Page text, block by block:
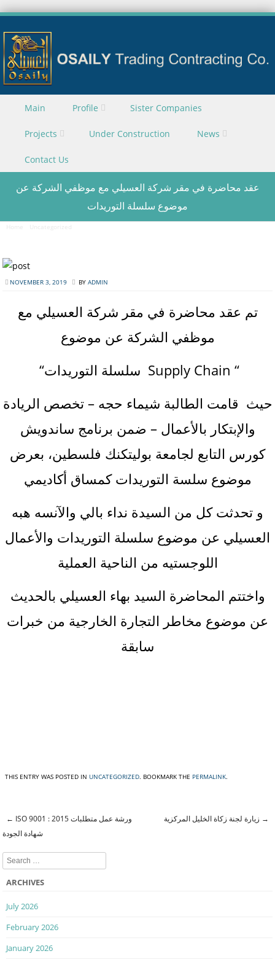
Skip to content
Main Profile Sister Companies
Projects Under Construction News
Contact Us
عقد محاضرة في مقر شركة العسيلي مع موظفي الشركة عن
موضوع سلسلة التوريدات
NOVEMBER 3, 2019 BY ADMIN
تم عقد محاضرة في مقر شركة العسيلي مع
موظفي الشركة عن موضوع
“سلسلة التوريدات Supply Chain “
حيث قامت الطالبة شيماء حجه – تخصص الريادة
والإبتكار بالأعمال – ضمن برنامج ساندويش
كورس التابع لجامعة بوليتكنك فلسطين، بعرض
موضوع سلسة التوريدات كمساق أكاديمي
و تحدثت كل من السيدة نداء بالي والآنسه هبه
العسيلي عن موضوع سلسلة التوريدات والأعمال
اللوجستيه من الناحية العملية
واختتم المحاضرة السيد بهاء العسيلي بالحديث
عن موضوع مخاطر التجارة الخارجية من خبرات
سابقة
THIS ENTRY WAS POSTED IN UNCATEGORIZED. BOOKMARK THE PERMALINK.
Post navigation
← ISO 9001 : 2015 ورشة عمل متطلبات
شهادة الجودة
→
Search
ARCHIVES
July 2026
February 2026
January 2026